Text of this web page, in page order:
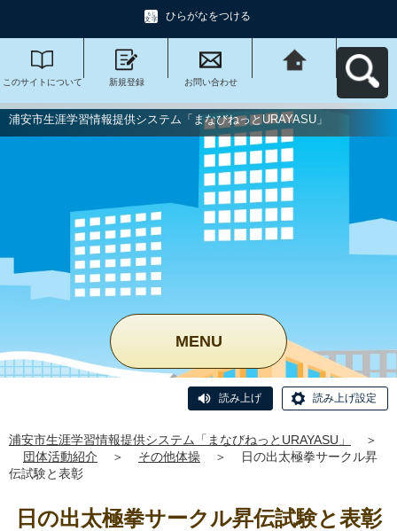
ひらがなをつける
このサイトについて 新規登録 お問い合わせ
びねっと
URAYASU」へ戻る
浦安市生涯学習情報提供システム「まなびねっとURAYASU」
MENU
読み上げ 読み上げ設定
浦安市生涯学習情報提供システム「まなびねっとURAYASU」
＞
団体活動紹介
＞ その他体操 ＞
日の出太極拳サークル昇
伝試験と表彰
日の出太極拳サークル昇伝試験と表彰